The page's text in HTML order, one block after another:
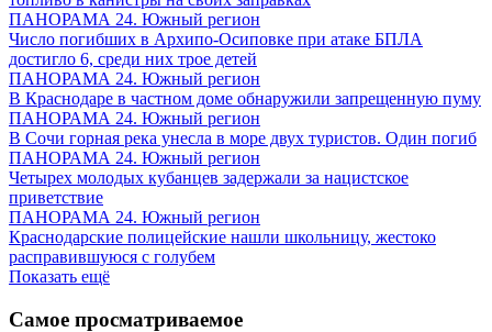
ПАНОРАМА 24. Южный регион
Число погибших в Архипо-Осиповке при атаке БПЛА
достигло 6, среди них трое детей
ПАНОРАМА 24. Южный регион
В Краснодаре в частном доме обнаружили запрещенную пуму
ПАНОРАМА 24. Южный регион
В Сочи горная река унесла в море двух туристов. Один погиб
ПАНОРАМА 24. Южный регион
Четырех молодых кубанцев задержали за нацистское
приветствие
ПАНОРАМА 24. Южный регион
Краснодарские полицейские нашли школьницу, жестоко
расправившуюся с голубем
Показать ещё
Самое просматриваемое